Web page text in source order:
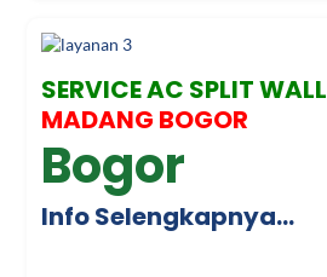
SERVICE AC SPLIT WALL
MADANG BOGOR
Bogor
Info Selengkapnya…